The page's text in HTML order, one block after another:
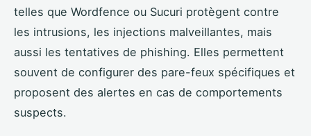
telles que Wordfence ou Sucuri protègent contre
les intrusions, les injections malveillantes, mais
aussi les tentatives de phishing. Elles permettent
souvent de configurer des pare-feux spécifiques et
proposent des alertes en cas de comportements
suspects.